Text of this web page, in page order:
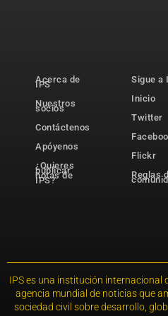
Acerca de
IPS
Nuestros
socios
Contáctenos
Apóyenos
¿Quieres
publicar
notas de
IPS?
Sigue a
Inicio
Twitter
Flickr
Reglas
IPS es una institución internacional
agencia mundial de noticias que
sociedad civil sobre desarrollo,